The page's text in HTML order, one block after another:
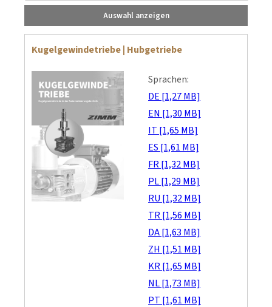
Auswahl anzeigen
Kugelgewindetriebe | Hubgetriebe
Sprachen:
DE [1,27 MB]
EN [1,30 MB]
IT [1,65 MB]
ES [1,61 MB]
FR [1,32 MB]
PL [1,29 MB]
RU [1,32 MB]
TR [1,56 MB]
DA [1,63 MB]
ZH [1,51 MB]
KR [1,65 MB]
NL [1,73 MB]
PT [1,61 MB]